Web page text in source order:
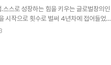
스로 성장하는 힘을 키우는 글로벌창의인
작으로 횟수로 벌써 4년차에 접어들었다.
년의 첫번째 자문회의가 열린다. 각 분야에